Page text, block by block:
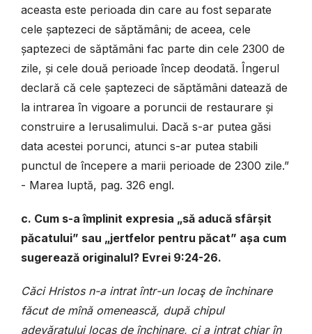
aceasta este perioada din care au fost separate
cele șaptezeci de săptămâni; de aceea, cele
șaptezeci de săptămâni fac parte din cele 2300 de
zile, și cele două perioade încep deodată. Îngerul
declară că cele șaptezeci de săptămâni datează de
la intrarea în vigoare a poruncii de restaurare și
construire a Ierusalimului. Dacă s-ar putea găsi
data acestei porunci, atunci s-ar putea stabili
punctul de începere a marii perioade de 2300 zile.”
- Marea luptă, pag. 326 engl.
c. Cum s-a împlinit expresia „să aducă sfârșit
păcatului” sau „jertfelor pentru păcat” așa cum
sugerează originalul? Evrei 9:24-26.
Căci Hristos n-a intratîntr-un locaş deînchinare
făcut de mînă omenească, după chipul
adevăratului locaş deînchinare, ci a intrat chiarîn